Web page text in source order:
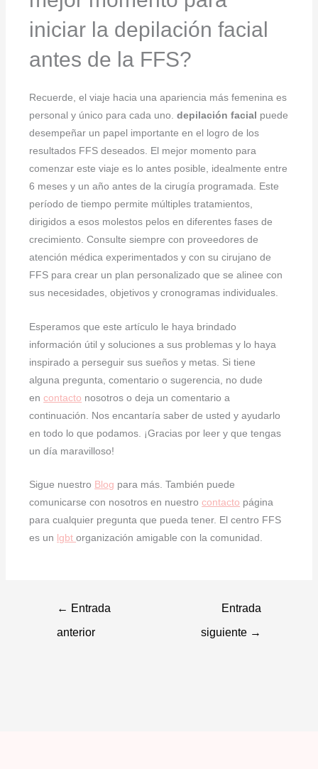
iniciar la depilación facial
antes de la FFS?
Recuerde, el viaje hacia una apariencia más femenina es
personal y único para cada uno.depilación facial puede
desempeñar un papel importante en el logro de los
resultados FFS deseados. El mejor momento para
comenzar este viaje es lo antes posible, idealmente entre
6 meses y un año antes de la cirugía programada. Este
período de tiempo permite múltiples tratamientos,
dirigidos a esos molestos pelos en diferentes fases de
crecimiento. Consulte siempre con proveedores de
atención médica experimentados y con su cirujano de
FFS para crear un plan personalizado que se alinee con
sus necesidades, objetivos y cronogramas individuales.
Esperamos que este artículo le haya brindado
información útil y soluciones a sus problemas y lo haya
inspirado a perseguir sus sueños y metas. Si tiene
alguna pregunta, comentario o sugerencia, no dude
encontacto nosotros o deja un comentario a
continuación. Nos encantaría saber de usted y ayudarlo
en todo lo que podamos. ¡Gracias por leer y que tengas
un día maravilloso!
Sigue nuestro Blog para más. También puede
comunicarse con nosotros en nuestrocontacto página
para cualquier pregunta que pueda tener. El centro FFS
es un lgbtorganización amigable con la comunidad.
← Entrada
anterior
Entrada
siguiente →